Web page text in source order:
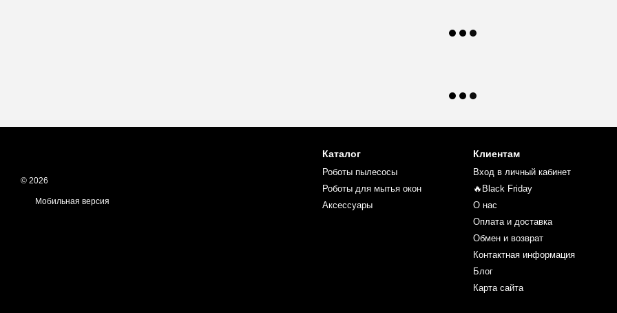
© 2026
Мобильная версия
Каталог
Роботы пылесосы
Роботы для мытья окон
Аксессуары
Клиентам
Вход в личный кабинет
🔥Black Friday
О нас
Оплата и доставка
Обмен и возврат
Контактная информация
Блог
Карта сайта